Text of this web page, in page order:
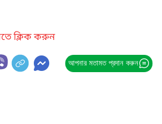
ক্লিক করুন
আপনার মতামত প্রদান করুন